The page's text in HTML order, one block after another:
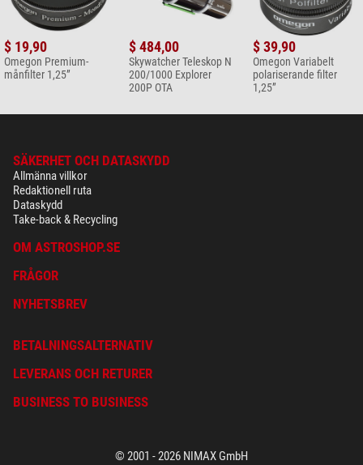
$ 19,90
Omegon Premium-
månfilter 1,25”
$ 484,00
Skywatcher Teleskop N
200/1000 Explorer
200P OTA
$ 39,90
Omegon Variabelt
polariserande filter
1,25”
SÄKERHET OCH DATASKYDD
Allmänna villkor
Redaktionell ruta
Dataskydd
Take-back & Recycling
OM ASTROSHOP.SE
FRÅGOR
NYHETSBREV
BETALNINGSALTERNATIV
LEVERANS OCH RETURER
BUSINESS TO BUSINESS
© 2001 - 2026 NIMAX GmbH